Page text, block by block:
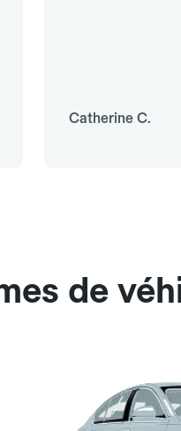
Catherine C.
de